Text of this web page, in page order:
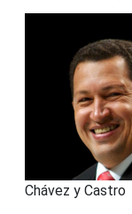
Chávez y Castro